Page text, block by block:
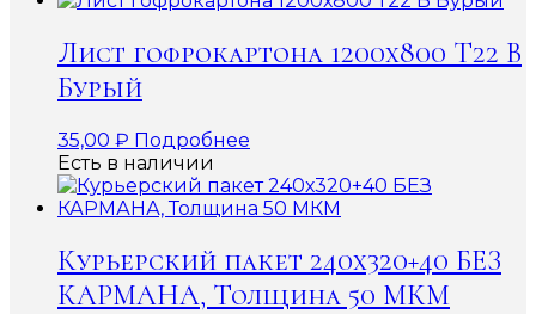
Лист гофрокартона 1200х800 Т22 В
Бурый
35,00 ₽ Подробнее
Есть в наличии
Курьерский пакет 240х320+40 БЕЗ
КАРМАНА, Толщина 50 МКМ